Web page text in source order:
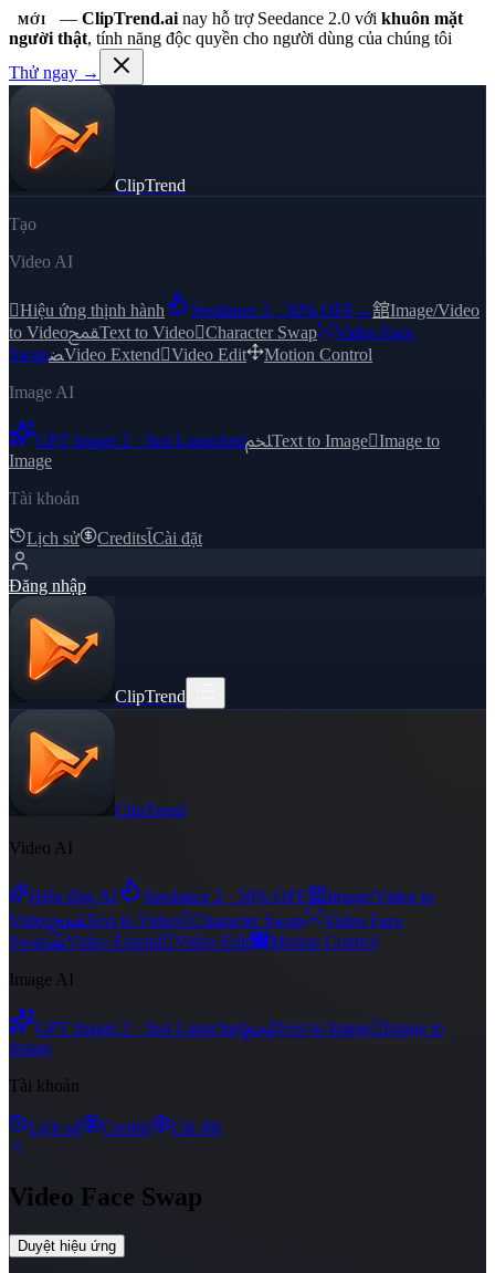
MỚI — ClipTrend.ainay hỗ trợ Seedance 2.0 với khuôn mặt
người thật, tính năng độc quyền cho người dùng của chúng tôi
Thử ngay →
ClipTrend
Tạo
Video AI
Hiệu ứng thịnh hành Seedance 2 · 50% OFF→舘Image/Video
to VideoﵾText to VideoCharacter Swap
Video Face
SwapﻀVideo ExtendVideo Edit
Motion Control
Image AI
GPT Image 2 · Just LaunchedﶅText to ImageImage to
Image
Tài khoản
Lịch sử CreditsﺂCài đặt
Đăng nhập
ClipTrend
ClipTrend
Video AI
Hiệu ứng AI Seedance 2 · 50% OFF舘Image/Video to
VideoﵾText to VideoCharacter Swap
Video Face
SwapﻀVideo ExtendVideo Edit﯑Motion Control
Image AI
GPT Image 2 · Just LaunchedﶅText to ImageImage to
Image
Tài khoản
Lịch sử Credits Cài đặt
Video Face Swap
Duyệt hiệu ứng